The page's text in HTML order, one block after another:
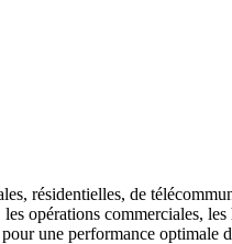
résidentielles, de
opérations commerciales,
une performance optimale